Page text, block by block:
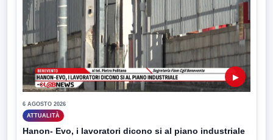
▶
6 AGOSTO 2026
ATTUALITÀ
Hanon- Evo, i lavoratori dicono si al piano industriale